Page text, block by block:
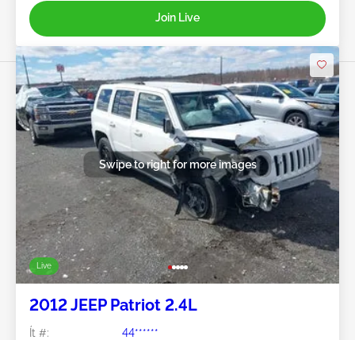
Join Live
Live
Swipe to right for more images
2012 JEEP Patriot 2.4L
Ít #:
44******